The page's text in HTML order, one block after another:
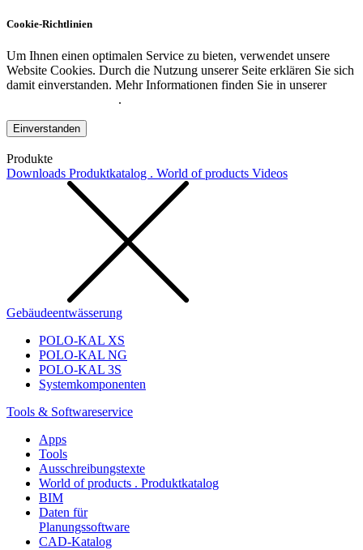
Cookie-Richtlinien
Um Ihnen einen optimalen Service zu bieten, verwendet unsere
Website Cookies. Durch die Nutzung unserer Seite erklären Sie sich
damit einverstanden. Mehr Informationen finden Sie in unserer
.
Einverstanden
Produkte
Downloads Produktkatalog . World of products Videos
Gebäudeentwässerung
POLO-KAL XS
POLO-KAL NG
POLO-KAL 3S
Systemkomponenten
Tools & Softwareservice
Apps
Tools
Ausschreibungstexte
World of products . Produktkatalog
BIM
Daten für
Planungssoftware
CAD-Katalog